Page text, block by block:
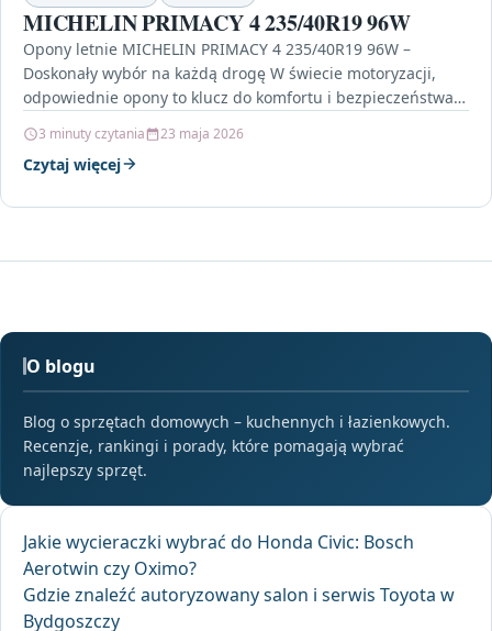
MICHELIN PRIMACY 4 235/40R19 96W
Opony letnie MICHELIN PRIMACY 4 235/40R19 96W –
Doskonały wybór na każdą drogę W świecie motoryzacji,
odpowiednie opony to klucz do komfortu i bezpieczeństwa…
3 minuty czytania 23 maja 2026
Czytaj więcej
O blogu
Blog o sprzętach domowych – kuchennych i łazienkowych.
Recenzje, rankingi i porady, które pomagają wybrać
najlepszy sprzęt.
Jakie wycieraczki wybrać do Honda Civic: Bosch
Aerotwin czy Oximo?
Gdzie znaleźć autoryzowany salon i serwis Toyota w
Bydgoszczy